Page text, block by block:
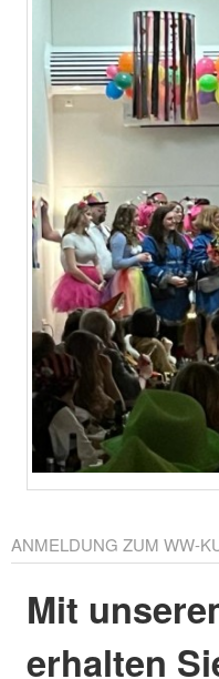
ANMELDUNG ZUM WW-
Mit
erhalten